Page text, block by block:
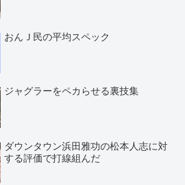
おんＪ民の平均スペック
ジャグラーをペカらせる裏技集
ダウンタウン浜田雅功の松本人志に対
する評価で打線組んだ